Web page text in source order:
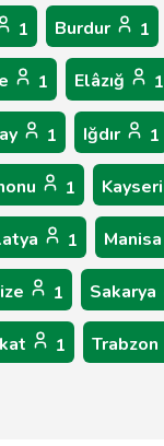
1 Burdur 1
1 Elâzığ 1
1 Iğdır 1
1 Kayseri
1 Manisa
1 Sakarya
1 Trabzon